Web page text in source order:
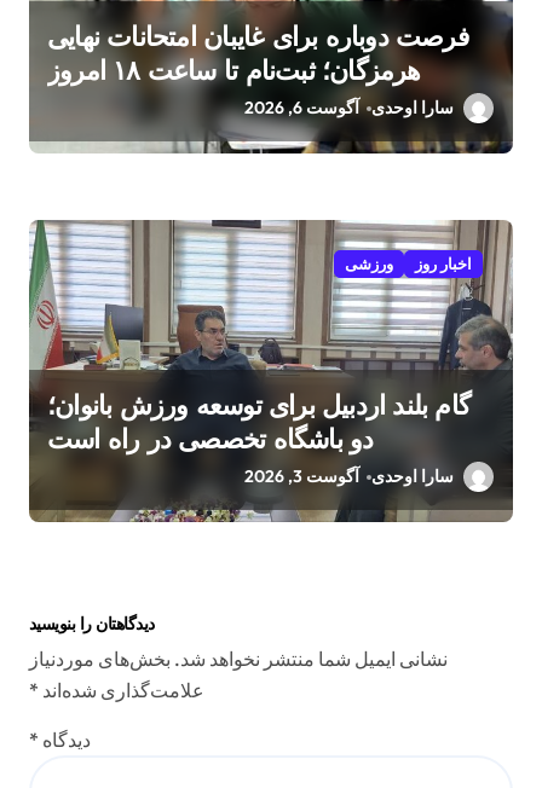
فرصت دوباره برای غایبان امتحانات نهایی
هرمزگان؛ ثبت‌نام تا ساعت ۱۸ امروز
سارا اوحدی آگوست 6, 2026
اخبار روز ورزشی
گام بلند اردبیل برای توسعه ورزش بانوان؛
دو باشگاه تخصصی در راه است
سارا اوحدی آگوست 3, 2026
دیدگاهتان را بنویسید
نشانی ایمیل شما منتشر نخواهد شد. بخش‌های موردنیاز
علامت‌گذاری شده‌اند *
دیدگاه *